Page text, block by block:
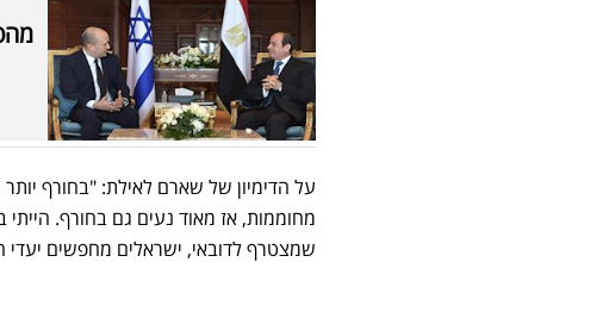
על הדימיון של שארם לאילת: "בחורף
מחוממות, אז מאוד נעים גם בחורף. הייתי
שמצטרף לדובאי, ישראלים מחפשים